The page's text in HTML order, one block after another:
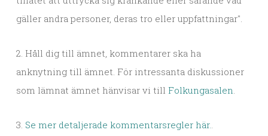
gäller andra personer, deras tro eller uppfattningar".
2. Håll dig till ämnet, kommentarer ska ha
anknytning till ämnet. För intressanta diskussioner
som lämnat ämnet hänvisar vi till Folkungasalen.
3. Se mer detaljerade kommentarsregler här..